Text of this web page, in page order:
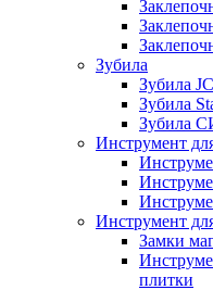
Зубила
Зубила
Зубила
Зубила
Инструмент
Инструмент
Замки
плитки